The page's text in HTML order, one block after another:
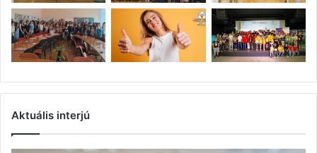
Aktuális interjú